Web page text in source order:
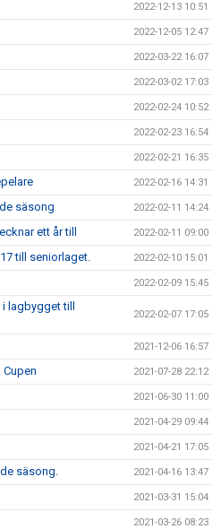
2022-12-13 10:51
2022-12-05 12:47
2022-03-22 16:07
2022-03-02 17:03
2022-02-24 10:52
2022-02-23 16:54
2022-02-21 16:35
2022-02-16 14:31
säsong 2022-02-11 14:24
ett år till 2022-02-11 09:00
till seniorlaget. 2022-02-10 15:01
2022-02-09 15:45
lagbygget till
2022-02-07 17:05
2021-12-06 16:57
Cupen 2021-07-28 22:12
2021-06-30 11:00
2021-04-29 09:44
2021-04-21 17:05
säsong. 2021-04-16 13:47
2021-03-31 15:04
2021-03-26 08:23